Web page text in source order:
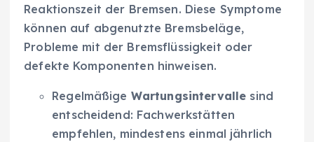
Reaktionszeit der Bremsen. Diese Symptome
können auf abgenutzte Bremsbeläge,
Probleme mit der Bremsflüssigkeit oder
defekte Komponenten hinweisen.
Regelmäßige Wartungsintervalle sind
entscheidend: Fachwerkstätten
empfehlen, mindestens einmal jährlich